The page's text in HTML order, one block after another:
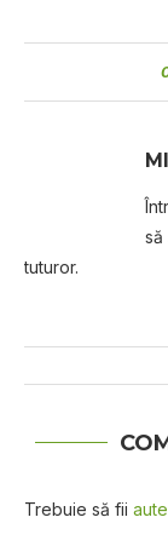
să
tuturor.
Trebuie să fii